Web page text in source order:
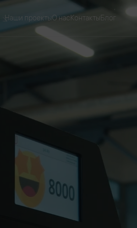
Наши проекты О нас Контакты Блог